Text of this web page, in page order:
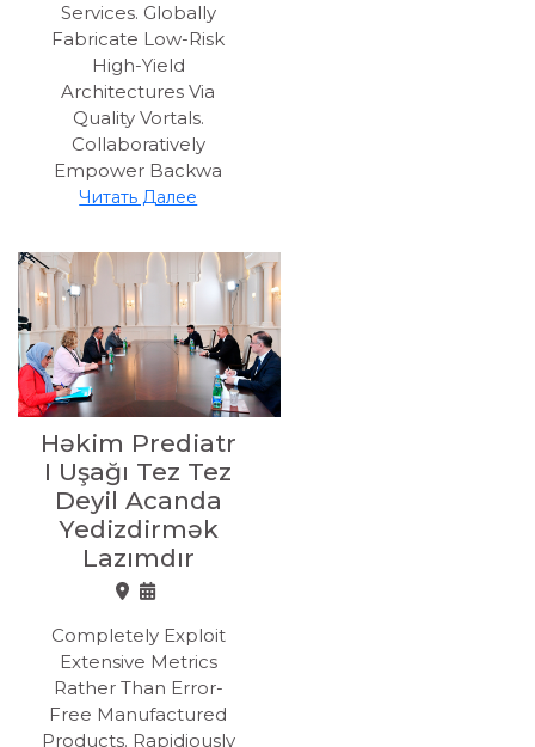
Services. Globally
Fabricate Low-Risk
High-Yield
Architectures Via
Quality Vortals.
Collaboratively
Empower Backwa
Читать Далее
Həkim Prediatr
I Uşağı Tez Tez
Deyil Acanda
Yedizdirmək
Lazımdır
Completely Exploit
Extensive Metrics
Rather Than Error-
Free Manufactured
Products. Rapidiously